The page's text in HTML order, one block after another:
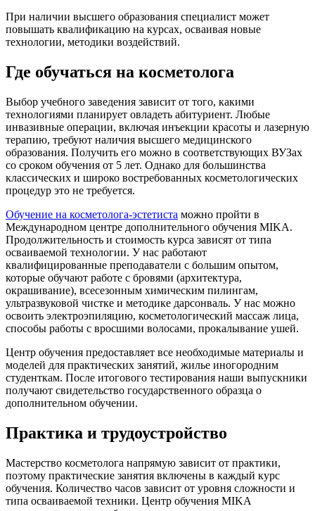
При наличии высшего образования специалист может
повышать квалификацию на курсах, осваивая новые
технологии, методики воздействий.
Где обучаться на косметолога
Выбор учебного заведения зависит от того, какими
технологиями планирует овладеть абитуриент. Любые
инвазивные операции, включая инъекции красоты и лазерную
терапию, требуют наличия высшего медицинского
образования. Получить его можно в соответствующих ВУЗах
со сроком обучения от 5 лет. Однако для большинства
классических и широко востребованных косметологических
процедур это не требуется.
Обучение на косметолога-эстетиста можно пройти в
Международном центре дополнительного обучения MIKA.
Продолжительность и стоимость курса зависят от типа
осваиваемой технологии. У нас работают
квалифицированные преподаватели с большим опытом,
которые обучают работе с бровями (архитектура,
окрашивание), всесезонным химическим пилингам,
ультразвуковой чистке и методике дарсонваль. У нас можно
освоить электроэпиляцию, косметологический массаж лица,
способы работы с вросшими волосами, прокалывание ушей.
Центр обучения предоставляет все необходимые материалы и
моделей для практических занятий, жилье иногородним
студенткам. После итогового тестирования наши выпускники
получают свидетельство государственного образца о
дополнительном обучении.
Практика и трудоустройство
Мастерство косметолога напрямую зависит от практики,
поэтому практические занятия включены в каждый курс
обучения. Количество часов зависит от уровня сложности и
типа осваиваемой техники. Центр обучения MIKA